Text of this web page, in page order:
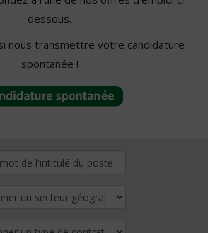
dessous.
nous transmettre votre candidature
spontanée !